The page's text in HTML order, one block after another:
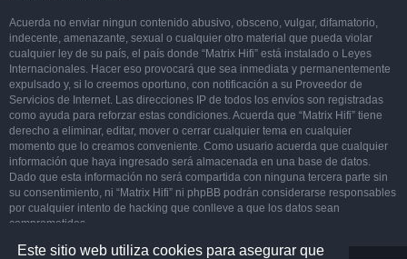
Este sitio web utiliza cookies para asegurar que
Acuerda no enviar ningun contenido abusivo, obsceno, vulgar, difamatorio,
indecente, amenazante, sexual o cualquier otro material que pueda violar
cualquier ley de su país, el país donde “Matrix Hifi” está instalado o Leyes
Internacionales. Hacer eso provocará que sea inmediata y permanentemente
expulsado y, si lo creemos oportuno, con notificación a su Proveedor de
Servicios de Internet. Las direcciones IP de todos los envíos son registradas
como ayuda para reforzar estas condiciones. Acuerda que “Matrix Hifi” tiene
derecho a eliminar, editar, mover o cerrar cualquier tema en cualquier
momento que lo creamos conveniente. Como usuario acuerda que cualquier
información que haya ingresado será almacenada en una base de datos.
Dado que esta información no será compartida con ninguna tercera parte sin
su consentimiento, ni “Matrix Hifi” ni phpBB podrán considerarse responsables
por cualquier intento de hacking que conlleve a que los datos sean
comprometidos.